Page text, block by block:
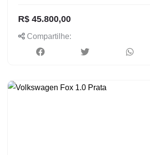
R$ 45.800,00
Compartilhe: